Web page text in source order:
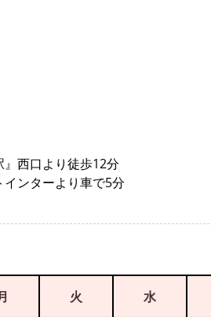
西口より徒歩12分
ンターより車で5分
火 水